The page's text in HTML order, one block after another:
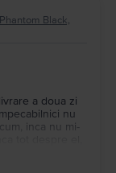
Black,
a doua zi
nu
inca nu mi-